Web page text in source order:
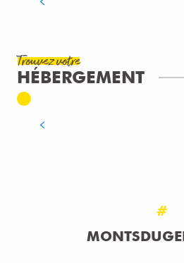
Trouvez votre
HÉBERGEMENT
#